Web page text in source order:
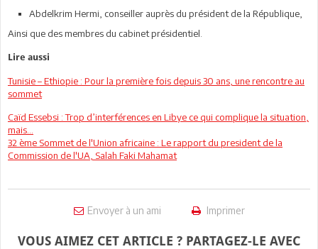
Abdelkrim Hermi, conseiller auprès du président de la République,
Ainsi que des membres du cabinet présidentiel.
Lire aussi
Tunisie – Ethiopie : Pour la première fois depuis 30 ans, une rencontre au
sommet
Caïd Essebsi : Trop d’interférences en Libye ce qui complique la situation,
mais…
32 ème Sommet de l'Union africaine : Le rapport du president de la
Commission de l'UA, Salah Faki Mahamat
Envoyer à un ami Imprimer
VOUS AIMEZ CET ARTICLE ? PARTAGEZ-LE AVEC